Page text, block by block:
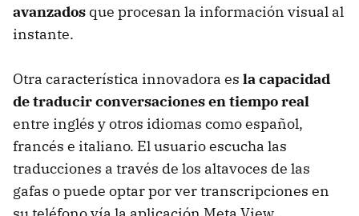
avanzados que procesan la información visual al
instante.
Otra característica innovadora es la capacidad
de traducir conversaciones en tiempo real
entre inglés y otros idiomas como español,
francés e italiano. El usuario escucha las
traducciones a través de los altavoces de las
gafas o puede optar por ver transcripciones en